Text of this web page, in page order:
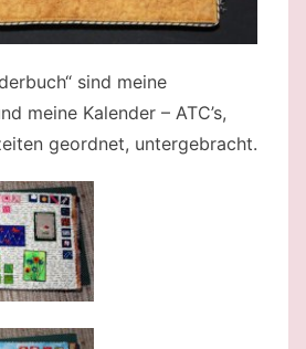
sind meine
meine Kalender – ATC’s,
geordnet, untergebracht.